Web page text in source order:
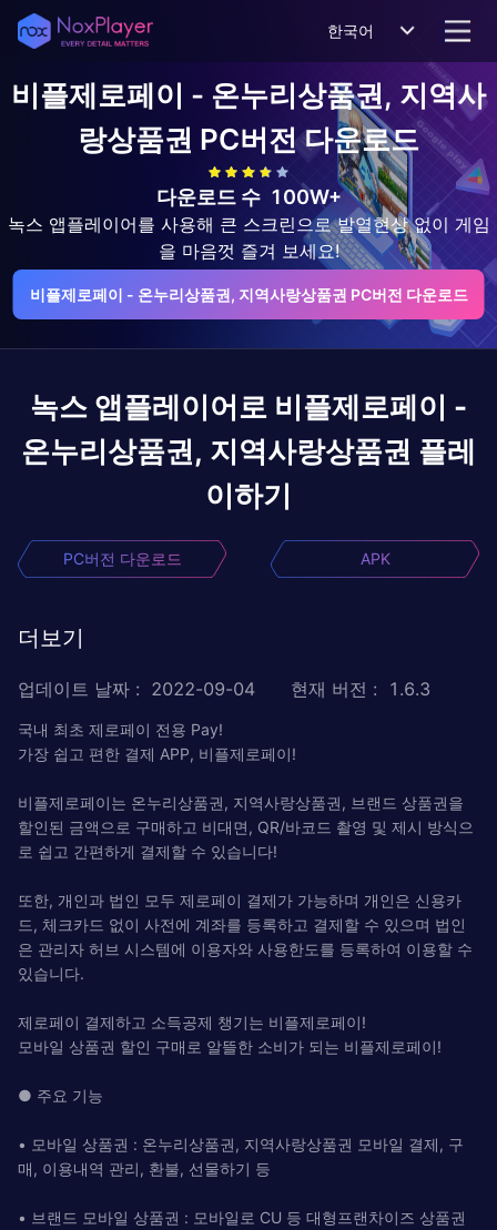
한국어
비플제로페이 - 온누리상품권, 지역사
랑상품권 PC버전 다운로드
다운로드 수 100W+
녹스 앱플레이어를 사용해 큰 스크린으로 발열현상 없이 게임
을 마음껏 즐겨 보세요!
비플제로페이 - 온누리상품권, 지역사랑상품권 PC버전 다운로드
녹스 앱플레이어로 비플제로페이 -
온누리상품권, 지역사랑상품권 플레
이하기
PC버전 다운로드 APK
더보기
업데이트 날짜 : 2022-09-04 현재 버전 : 1.6.3
국내 최초 제로페이 전용 Pay!
가장 쉽고 편한 결제 APP, 비플제로페이!
비플제로페이는 온누리상품권, 지역사랑상품권, 브랜드 상품권을
할인된 금액으로 구매하고 비대면, QR/바코드 촬영 및 제시 방식으
로 쉽고 간편하게 결제할 수 있습니다!
또한, 개인과 법인 모두 제로페이 결제가 가능하며 개인은 신용카
드, 체크카드 없이 사전에 계좌를 등록하고 결제할 수 있으며 법인
은 관리자 허브 시스템에 이용자와 사용한도를 등록하여 이용할 수
있습니다.
제로페이 결제하고 소득공제 챙기는 비플제로페이!
모바일 상품권 할인 구매로 알뜰한 소비가 되는 비플제로페이!
● 주요 기능
• 모바일 상품권 : 온누리상품권, 지역사랑상품권 모바일 결제, 구
매, 이용내역 관리, 환불, 선물하기 등
• 브랜드 모바일 상품권 : 모바일로 CU 등 대형프랜차이즈 상품권